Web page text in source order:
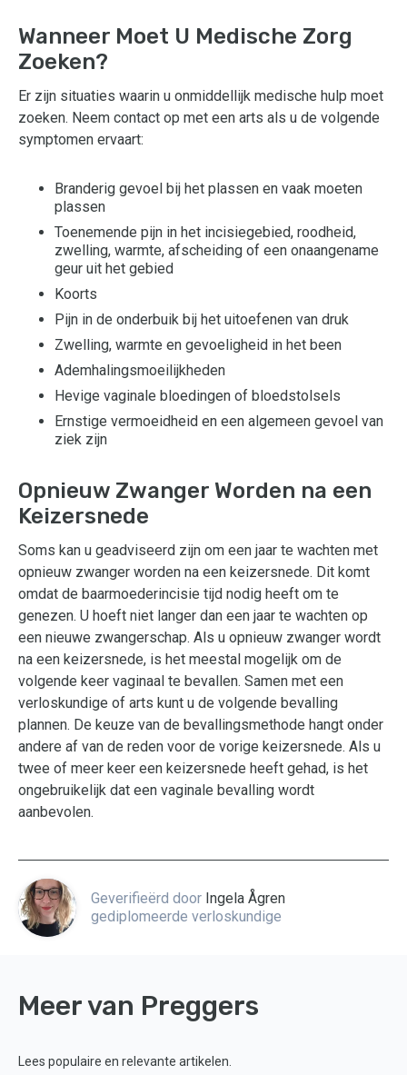
Wanneer Moet U Medische Zorg
Zoeken?
Er zijn situaties waarin u onmiddellijk medische hulp moet
zoeken. Neem contact op met een arts als u de volgende
symptomen ervaart:
Branderig gevoel bij het plassen en vaak moeten
plassen
Toenemende pijn in het incisiegebied, roodheid,
zwelling, warmte, afscheiding of een onaangename
geur uit het gebied
Koorts
Pijn in de onderbuik bij het uitoefenen van druk
Zwelling, warmte en gevoeligheid in het been
Ademhalingsmoeilijkheden
Hevige vaginale bloedingen of bloedstolsels
Ernstige vermoeidheid en een algemeen gevoel van
ziek zijn
Opnieuw Zwanger Worden na een
Keizersnede
Soms kan u geadviseerd zijn om een jaar te wachten met
opnieuw zwanger worden na een keizersnede. Dit komt
omdat de baarmoederincisie tijd nodig heeft om te
genezen. U hoeft niet langer dan een jaar te wachten op
een nieuwe zwangerschap. Als u opnieuw zwanger wordt
na een keizersnede, is het meestal mogelijk om de
volgende keer vaginaal te bevallen. Samen met een
verloskundige of arts kunt u de volgende bevalling
plannen. De keuze van de bevallingsmethode hangt onder
andere af van de reden voor de vorige keizersnede. Als u
twee of meer keer een keizersnede heeft gehad, is het
ongebruikelijk dat een vaginale bevalling wordt
aanbevolen.
Geverifieërd door Ingela Ågren
gediplomeerde verloskundige
Meer van Preggers
Lees populaire en relevante artikelen.